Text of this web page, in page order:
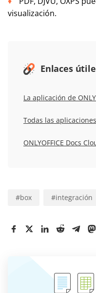
visualización.
Enlaces
La aplicación de
Todas las
ONLYOFFICE Docs
#box #integración